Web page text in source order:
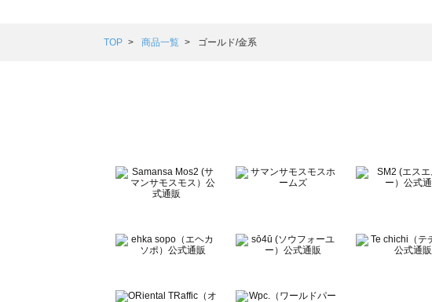
Samansa Mos2 Lagom（サマンサモスモス ラーゴム）の一覧
BETTY'S BLUE（べティーズブルー）の一覧
Wpc.（ワールドパーティー）の一覧
TOP 商品一覧 ゴールド/金系